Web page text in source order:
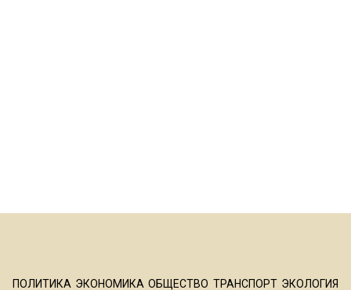
ПОЛИТИКА ЭКОНОМИКА ОБЩЕСТВО ТРАНСПОРТ ЭКОЛОГИЯ